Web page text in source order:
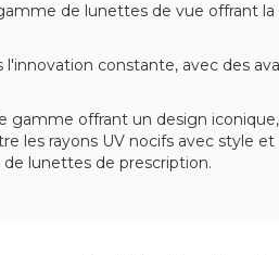
de lunettes de vue offrant
constante, avec des
gamme offrant un design
les rayons UV nocifs avec
lunettes de prescription.